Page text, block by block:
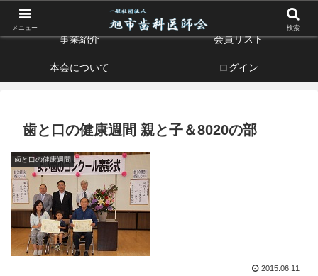
お口の健康はすべての健康の入り口です
事業紹介 会員リスト
本会について ログイン
歯と口の健康週間 親と子＆8020の部
歯と口の健康週間
2015.06.11
メニュー 検索